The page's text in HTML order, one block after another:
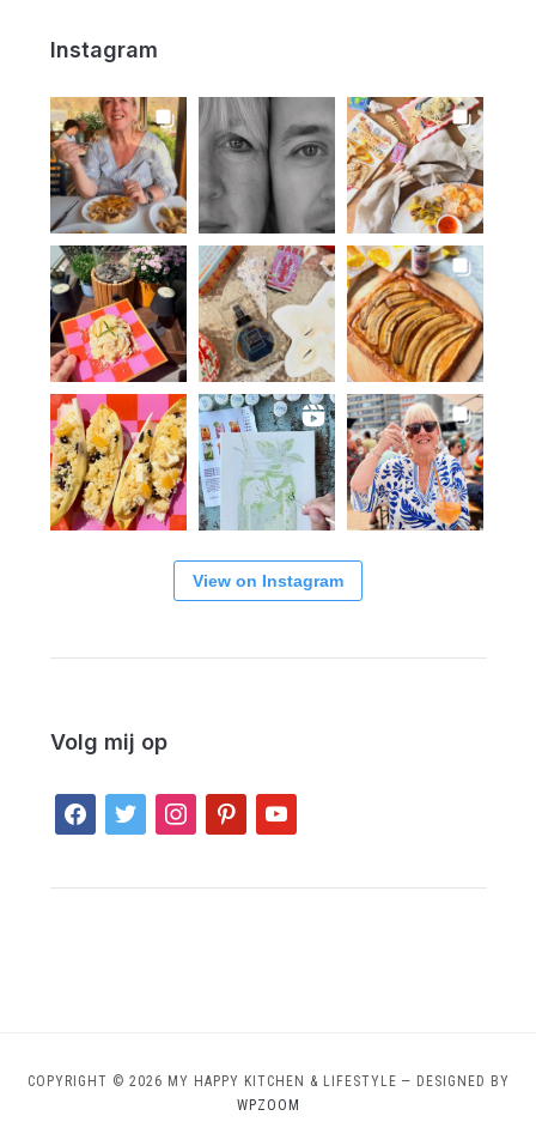
Instagram
View on Instagram
Volg mij op
facebook
twitter instagrampinterestyoutube
COPYRIGHT © 2026 MY HAPPY KITCHEN & LIFESTYLE — DESIGNED BY
WPZOOM